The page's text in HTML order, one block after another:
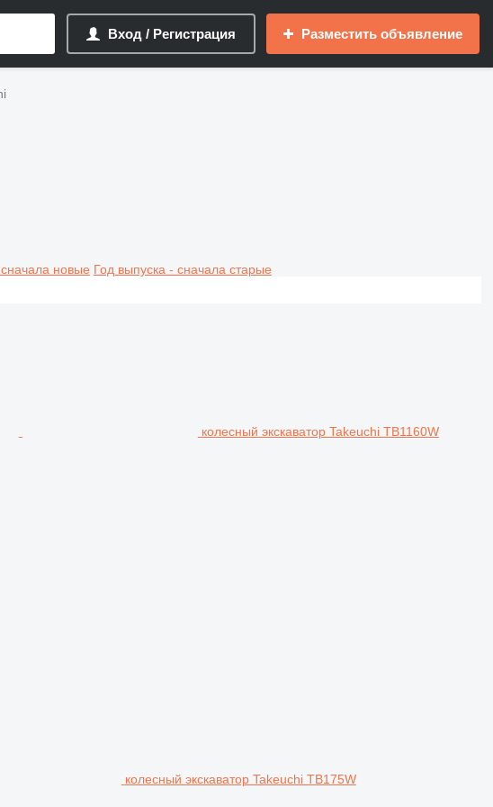
Вход / Регистрация Разместить объявление
новые Год выпуска - сначала старые
колесный экскаватор Takeuchi TB1160W
колесный экскаватор Takeuchi TB175W